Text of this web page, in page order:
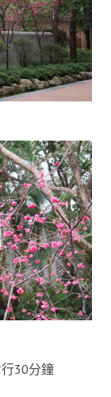
30分鐘